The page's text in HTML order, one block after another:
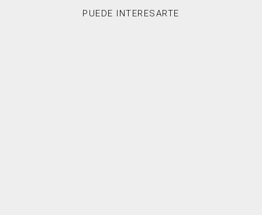
PUEDE INTERESARTE